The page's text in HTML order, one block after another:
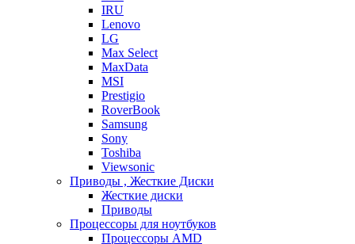
IRU
Lenovo
LG
Max Select
MaxData
MSI
Prestigio
RoverBook
Samsung
Sony
Toshiba
Viewsonic
Приводы , Жесткие Диски
Жесткие диски
Приводы
Процессоры для ноутбуков
Процессоры AMD